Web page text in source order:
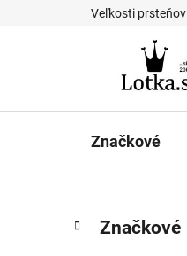
Veľkosti prsteňov
Značkové
B
kategórie
a
Značkové